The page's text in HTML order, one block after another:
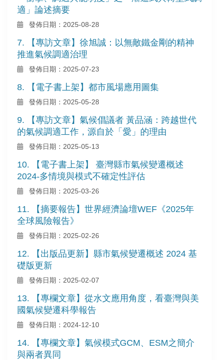
適」論述摘要
發佈日期：2025-08-28
7. 【專訪文章】徐旭誠：以無敵鐵金剛的精神
推進氣候調適治理
發佈日期：2025-07-23
8. 【電子書上架】都市風場應用圖集
發佈日期：2025-05-28
9. 【專訪文章】氣候倡議者 黃品涵：跨越世代
的氣候調適工作，源自於「愛」的理由
發佈日期：2025-05-13
10. 【電子書上架】 臺灣縣市氣候變遷概述
2024-多情境與模式不確定性評估
發佈日期：2025-03-26
11. 【摘要報告】世界經濟論壇WEF《2025年
全球風險報告》
發佈日期：2025-02-26
12. 【出版品更新】縣市氣候變遷概述 2024 基
礎版更新
發佈日期：2025-02-07
13. 【專欄文章】從水文應用角度，看臺灣與美
國氣候變遷科學報告
發佈日期：2024-12-10
14. 【專欄文章】氣候模式GCM、ESM之簡介
與兩者異同